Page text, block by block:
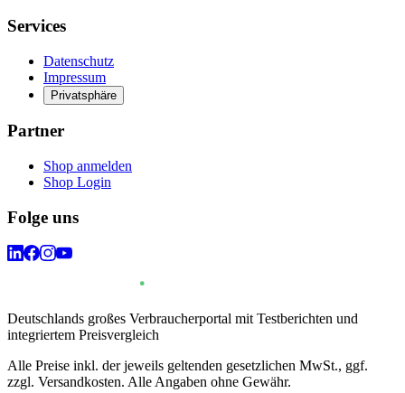
Services
Datenschutz
Impressum
Privatsphäre
Partner
Shop anmelden
Shop Login
Folge uns
Deutschlands großes Verbraucherportal mit Testberichten und
integriertem Preisvergleich
Alle Preise inkl. der jeweils geltenden gesetzlichen MwSt., ggf.
zzgl. Versandkosten. Alle Angaben ohne Gewähr.